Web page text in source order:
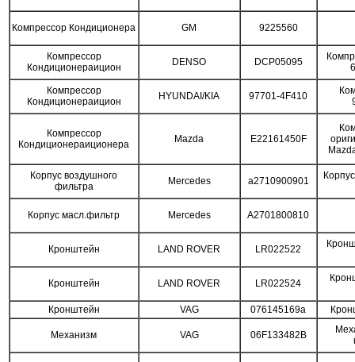
Компрессор Кондиционера GM 9225560
Компрессор
Кондиционераицион
DENSO DCP05095
Компрессор
Кондиционераицион
HYUNDAI/KIA 97701-4F410
Компрессор
Кондиционераиционера
Mazda E22161450F
Корпус воздушного
фильтра
Mercedes a2710900901
Корпус масл.фильтр Mercedes A2701800810
Кронштейн LAND ROVER LR022522
Кронштейн LAND ROVER LR022524
Кронштейн VAG 076145169a
Механизм VAG 06F133482B